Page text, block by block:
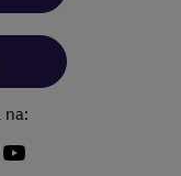
na: